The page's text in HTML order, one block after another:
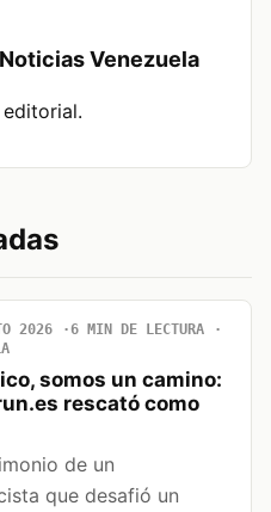
Venezuela
2026
6 MIN DE LECTURA
somos un camino:
rescató como
de un
que desafió un